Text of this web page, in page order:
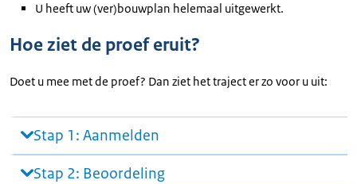
U heeft uw (ver)bouwplan helemaal uitgewerkt.
Hoe ziet de proef eruit?
Doet u mee met de proef? Dan ziet het traject er zo voor u uit:
Stap 1: Aanmelden
Stap 2: Beoordeling